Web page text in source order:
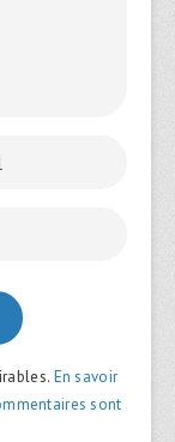
En savoir
sont